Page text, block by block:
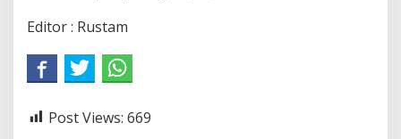
Editor : Rustam
Post Views: 669